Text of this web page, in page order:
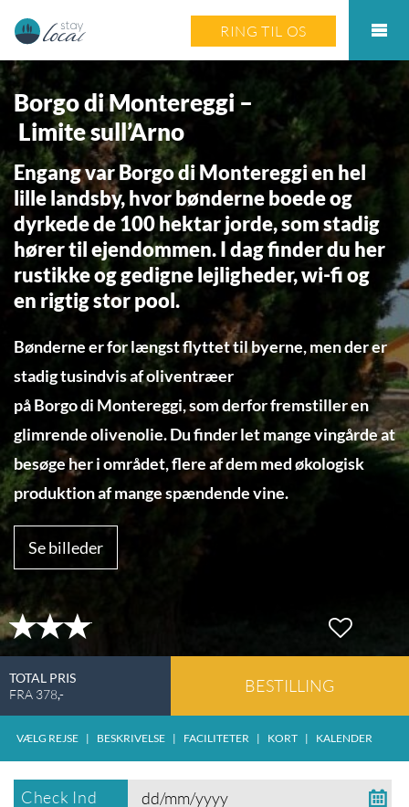
RING TIL OS
Borgo di Montereggi –
Limite sull’Arno
Engang var Borgo di Montereggi en hel
lille landsby, hvor bønderne boede og
dyrkede de 100 hektar jorde, som stadig
hører til ejendommen. I dag finder du her
rustikke og gedigne lejligheder, wi-fi og
en rigtig stor pool.
Bønderne er for længst flyttet til byerne, men der er
stadig tusindvis af oliventræer
på Borgo di Montereggi, som derfor fremstiller en
glimrende olivenolie. Du finder let mange vingårde at
besøge her i området, flere af dem med økologisk
produktion af mange spændende vine.
Se billeder
TOTAL PRIS
FRA 378,- BESTILLING
VÆLG REJSE | BESKRIVELSE | FACILITETER | KORT | KALENDER
Check Ind